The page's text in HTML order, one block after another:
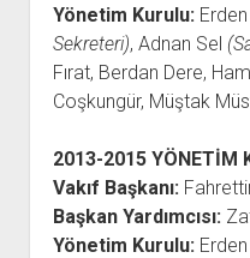
Yönetim Kurulu:
Sekreteri), Adnan Sel
Fırat, Berdan Dere,
Coşkungür, Müştak
2013-2015 YÖNETİM
Vakıf Başkanı:
Başkan Yardımcısı:
Yönetim Kurulu: